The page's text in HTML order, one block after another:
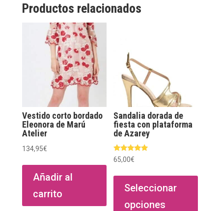
Productos relacionados
Vestido corto bordado
Eleonora de Marú
Atelier
134,95€
Añadir al
carrito
Sandalia dorada de
fiesta con plataforma
de Azarey
Valorado
con
de 5
65,00€
Seleccionar
opciones